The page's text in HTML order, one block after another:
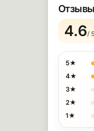
4.6/
5★
4★
3★
2★
1★